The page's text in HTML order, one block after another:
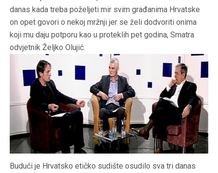
danas kada treba poželjeti mir svim građanima Hrvatske
on opet govori o nekoj mržnji jer se želi dodvoriti onima
koji mu daju potporu kao u proteklih pet godina, Smatra
odvjetnik Željko Olujić.
Budući je Hrvatsko etičko sudište osudilo sva tri danas